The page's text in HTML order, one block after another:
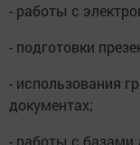
- работы с
- подготовки
- использования
документах;